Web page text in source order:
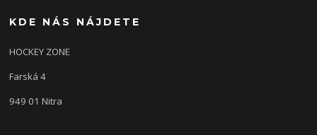
KDE NÁS NÁJDETE
HOCKEY ZONE
Farská 4
949 01 Nitra